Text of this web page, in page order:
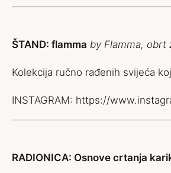
ŠTAND: flamma by Flamma, obrt
Kolekcija ručno rađenih svijeća
INSTAGRAM: https://
RADIONICA: Osnove crtanja